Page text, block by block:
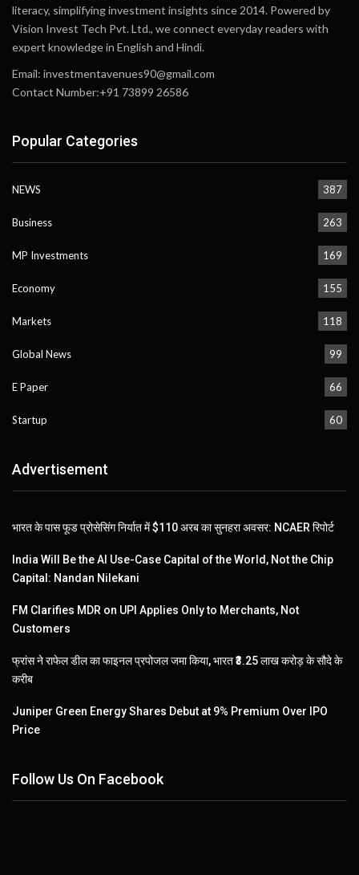
literacy, simplifying investment insights since 2014. Powered by
Vision Invest Tech Pvt. Ltd., we connect everyday readers with
expert knowledge in English and Hindi.
Email: investmentavenues90@gmail.com
Contact Number:+91 73899 26586
Popular Categories
NEWS 387
Business 263
MP Investments 169
Economy 155
Markets 118
Global News 99
E Paper 66
Startup 60
Advertisement
भारत के पास फूड प्रोसेसिंग निर्यात में $110 अरब का सुनहरा अवसर: NCAER रिपोर्ट
India Will Be the AI Use-Case Capital of the World, Not the Chip
Capital: Nandan Nilekani
FM Clarifies MDR on UPI Applies Only to Merchants, Not
Customers
फ्रांस ने राफेल डील का फाइनल प्रपोजल जमा किया, भारत ₹3.25 लाख करोड़ के सौदे के
करीब
Juniper Green Energy Shares Debut at 9% Premium Over IPO
Price
Follow Us On Facebook